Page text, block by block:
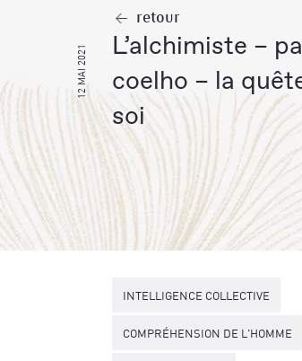
retour
l’alchimiste – paulo
coelho – la
soi
12 MAI 2021
INTELLIGENCE COLLECTIVE
COMPRÉHENSION DE L'HOMME